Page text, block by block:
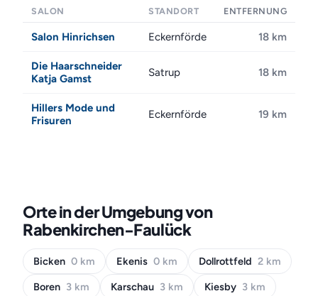
SALON STANDORT ENTFERNUNG
Salon Hinrichsen Eckernförde 18 km
Die Haarschneider
Katja Gamst
Satrup 18 km
Hillers Mode und
Frisuren
Eckernförde 19 km
Orte in der Umgebung von
Rabenkirchen-Faulück
Bicken 0 km Ekenis 0 km Dollrottfeld 2 km
Boren 3 km Karschau 3 km Kiesby 3 km